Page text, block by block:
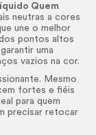
Quem
neutras a cores
une o melhor
pontos altos
uma
vazios na cor.
Mesmo
fortes e fiéis
para quem
precisar retocar